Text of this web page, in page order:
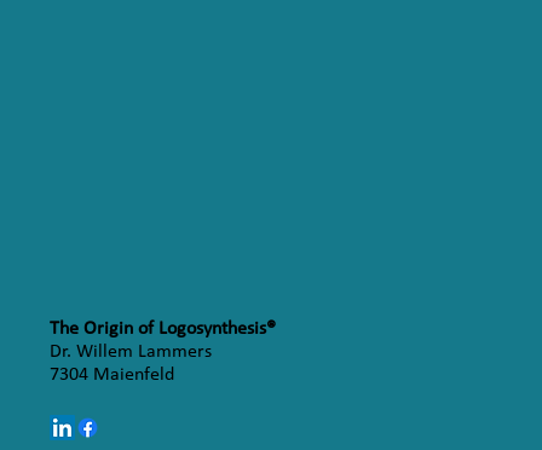
The Origin of Logosynthesis®
Dr. Willem Lammers
7304 Maienfeld